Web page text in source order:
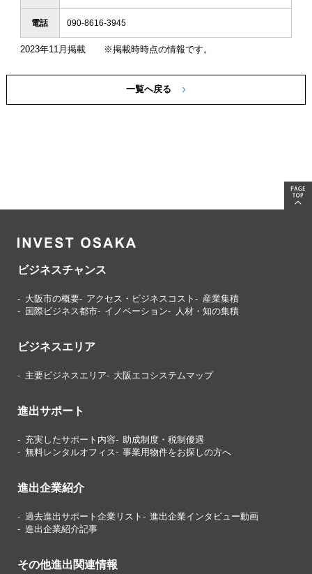
電話 090‐8616‐3945
2023年11月掲載 ※掲載時時点の情報です。
一覧へ戻る
ビジネスチャンス
大阪市の概要 アクセス・ビジネスコスト
産業集積
国際ビジネス都市
イノベーション 人材・知の集積
ビジネスエリア
主要ビジネスエリア 大阪エコシステムマップ
進出サポート
充実したサポート内容
助成制度・税制優遇
無料レンタルオフィス
事業用物件をお探しの方へ
進出企業紹介
過去進出サポート企業リスト
進出企業インタビュー動画
進出企業紹介記事
その他進出関連情報